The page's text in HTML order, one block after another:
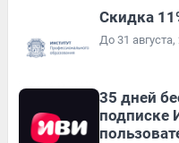
Скидка
До 31 августа,
35 дней
подписке